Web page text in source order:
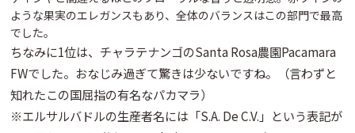
ような果実のエレガンスもあり、全体のバランスはこの部門で最高
でした。
ちなみに1位は、チャラテナンゴのSanta Rosa農園Pacamara
FWでした。おなじみ過ぎて驚きは少ないですね。（言わずと
知れたこの国屈指の有名なパカマラ）
※エルサルバドルの生産者名には「S.A. De C.V.」という表記が